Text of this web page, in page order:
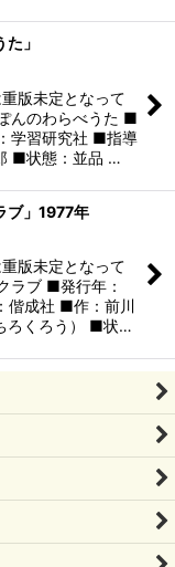
」
版未定となって
んのわらべうた ■
学習研究社 ■指導
■状態：並品 …
ブ」1977年
版未定となって
ラブ ■発行年：
成社 ■作：前川
ろくろう） ■状…